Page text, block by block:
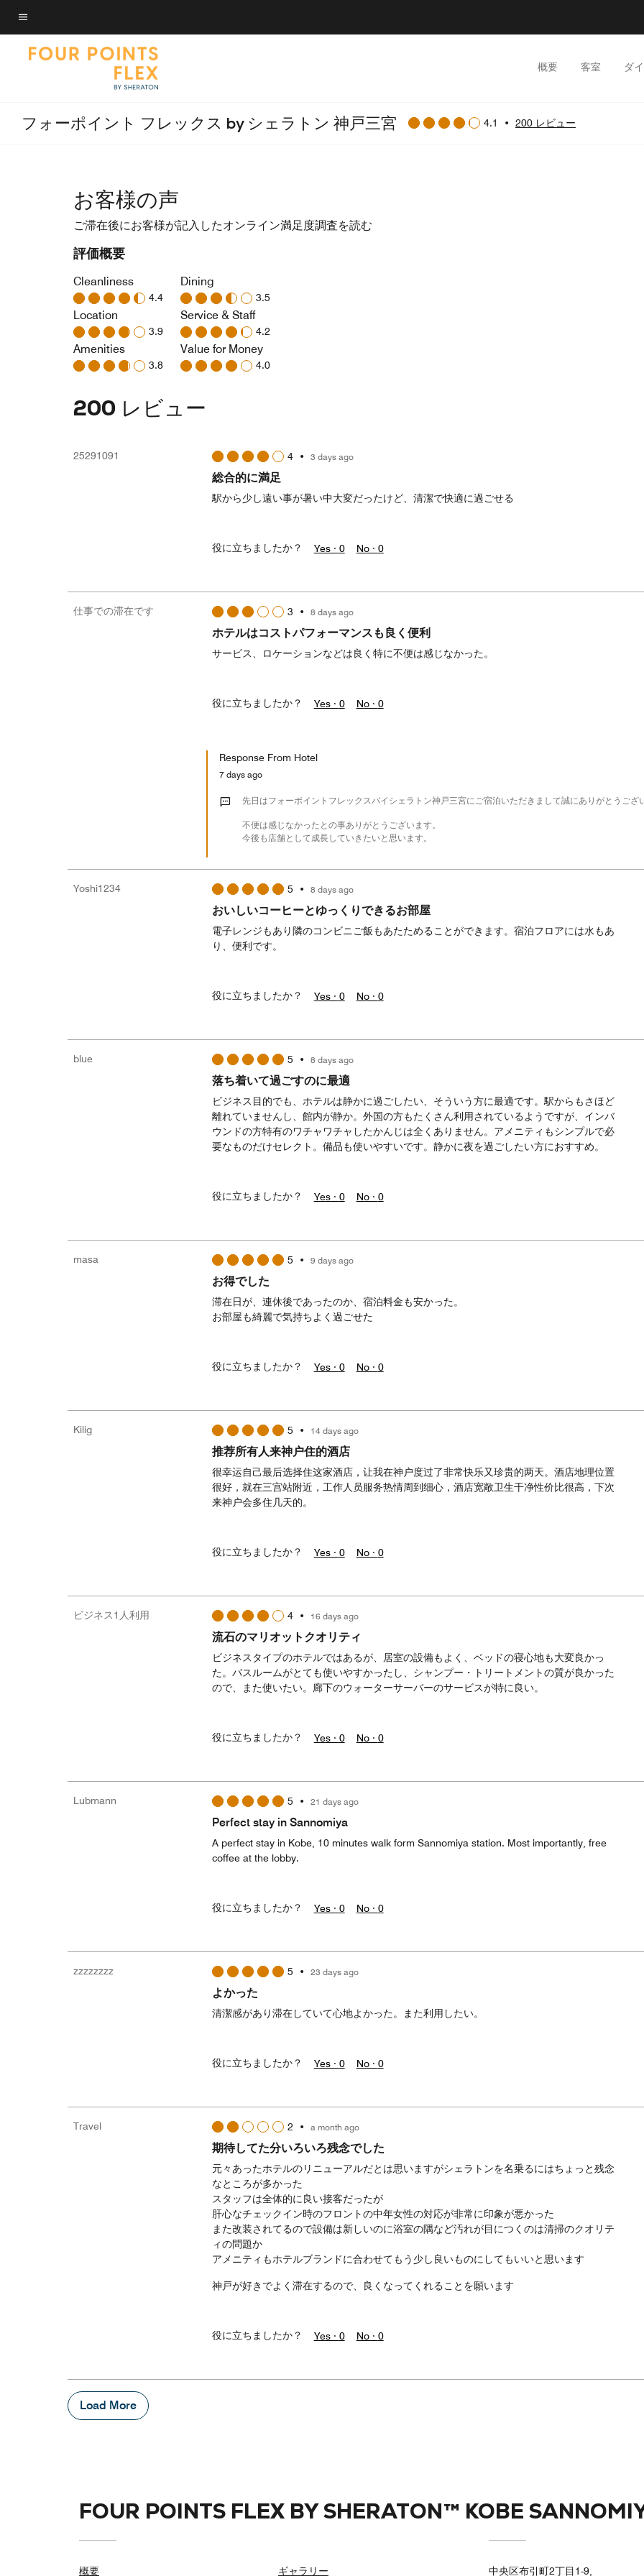
Skip
to
main
メニューのテキスト
概要 客室 ダ
フォーポイント フレックス by シェラトン 神戸三宮 4.1 • 200 レビュー
お客様の声
ご滞在後にお客様が記入したオンライン満足度調査を読む
評価概要
Cleanliness
4.4
Location
3.9
Amenities
3.8
Dining
3.5
Service & Staff
4.2
Value for Money
4.0
200 レビュー
25291091 4• 3 days ago
総合的に満足
駅から少し遠い事が暑い中大変だったけど、清潔で快適に過ごせる
役に立ちましたか？ Yes · 0 No · 0
仕事での滞在です 3 • 8 days ago
ホテルはコストパフォーマンスも良く便利
サービス、ロケーションなどは良く特に不便は感じなかった。
役に立ちましたか？ Yes · 0 No · 0
Response From Hotel
7 days ago
先日はフォーポイントフレックスバイシェラトン神戸三宮にご宿泊いただきまして誠にありがとうござ
不便は感じなかったとの事ありがとうございます。
今後も店舗として成長していきたいと思います。
Yoshi1234 5 • 8 days ago
おいしいコーヒーとゆっくりできるお部屋
電子レンジもあり隣のコンビニご飯もあたためることができます。宿泊フロアには水もあ
り、便利です。
役に立ちましたか？ Yes · 0 No · 0
blue 5 • 8 days ago
落ち着いて過ごすのに最適
ビジネス目的でも、ホテルは静かに過ごしたい、そういう方に最適です。駅からもさほど
離れていませんし、館内が静か。外国の方もたくさん利用されているようですが、インバ
ウンドの方特有のワチャワチャしたかんじは全くありません。アメニティもシンプルで必
要なものだけセレクト。備品も使いやすいです。静かに夜を過ごしたい方におすすめ。
役に立ちましたか？ Yes · 0 No · 0
masa 5 • 9 days ago
お得でした
滞在日が、連休後であったのか、宿泊料金も安かった。
お部屋も綺麗で気持ちよく過ごせた
役に立ちましたか？ Yes · 0 No · 0
Kilig 5 • 14 days ago
推荐所有人来神户住的酒店
很幸运自己最后选择住这家酒店，让我在神户度过了非常快乐又珍贵的两天。酒店地理位置
很好，就在三宫站附近，工作人员服务热情周到细心，酒店宽敞卫生干净性价比很高，下次
来神户会多住几天的。
役に立ちましたか？ Yes · 0 No · 0
ビジネス1人利用 4• 16 days ago
流石のマリオットクオリティ
ビジネスタイプのホテルではあるが、居室の設備もよく、ベッドの寝心地も大変良かっ
た。バスルームがとても使いやすかったし、シャンプー・トリートメントの質が良かった
ので、また使いたい。廊下のウォーターサーバーのサービスが特に良い。
役に立ちましたか？ Yes · 0 No · 0
Lubmann 5 • 21 days ago
Perfect stay in Sannomiya
A perfect stay in Kobe, 10 minutes walk form Sannomiya station. Most importantly, free
coffee at the lobby.
役に立ちましたか？ Yes · 0 No · 0
zzzzzzzz 5 • 23 days ago
よかった
清潔感があり滞在していて心地よかった。また利用したい。
役に立ちましたか？ Yes · 0 No · 0
Travel 2 • a month ago
期待してた分いろいろ残念でした
元々あったホテルのリニューアルだとは思いますがシェラトンを名乗るにはちょっと残念
なところが多かった
スタッフは全体的に良い接客だったが
肝心なチェックイン時のフロントの中年女性の対応が非常に印象が悪かった
また改装されてるので設備は新しいのに浴室の隅など汚れが目につくのは清掃のクオリテ
ィの問題か
アメニティもホテルブランドに合わせてもう少し良いものにしてもいいと思います
神戸が好きでよく滞在するので、良くなってくれることを願います
役に立ちましたか？ Yes · 0 No · 0
Load More
FOUR POINTS FLEX BY SHERATON™ KOBE
概要 ギャラリー 中央区布引町2丁目1-9,